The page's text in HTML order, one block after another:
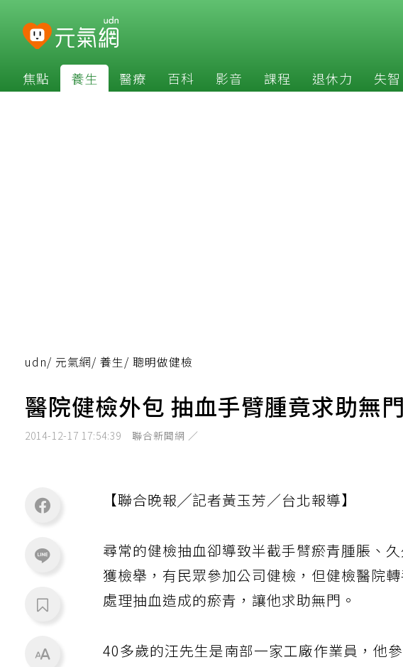
焦點 養生 醫療 百科 影音 課程 退休力 失智
udn/ 元氣網/ 養生/ 聰明做健檢
醫院健檢外包 抽血手臂腫竟求助無門
2014-12-17 17:54:39 聯合新聞網 ／
【聯合晚報╱記者黃玉芳／台北報導】
尋常的健檢抽血卻導致半截手臂瘀青腫脹、
獲檢舉，有民眾參加公司健檢，但健檢醫院
處理抽血造成的瘀青，讓他求助無門。
40多歲的汪先生是南部一家工廠作業員，他